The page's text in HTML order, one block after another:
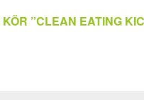
KÖR ”CLEAN EATING